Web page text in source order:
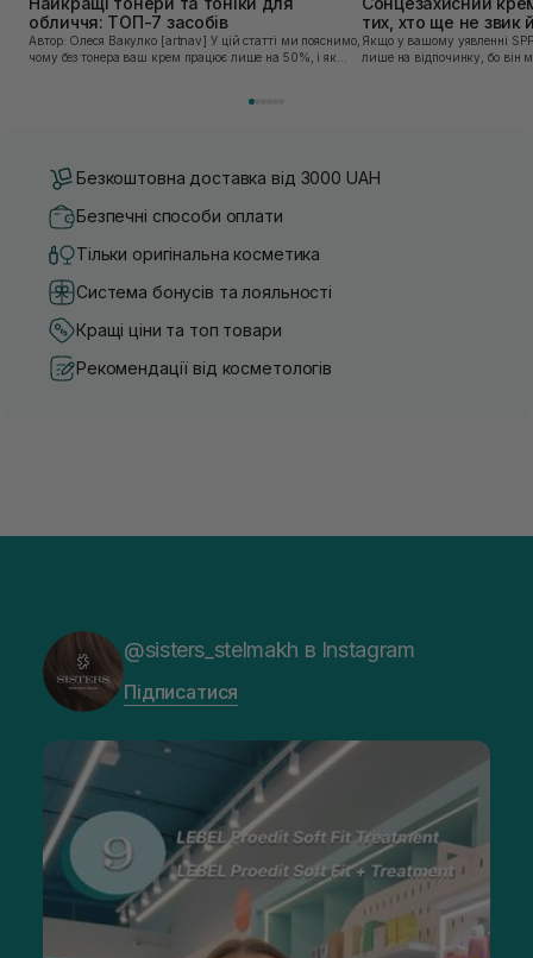
обличчя: ТОП-7 засобів
Автор: Олеся Вакулко [artnav] У цій статті ми пояснимо,
чому без тонера ваш крем працює лише на 50%, і як
тих, хто ще не звик
Якщо у вашому уявленні
лише на відпочинку, бо він
Безкоштовна доставка від 3000 UAH
Безпечні способи оплати
Тільки оригінальна косметика
Система бонусів та лояльності
Кращі ціни та топ товари
Рекомендації від косметологів
@sisters_stelmakh в Instagram
Підписатися